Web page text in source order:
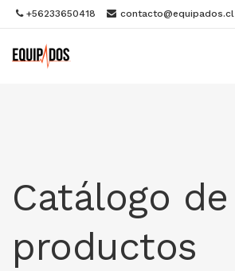
+56233650418 contacto@equipados.cl
Catálogo de
productos